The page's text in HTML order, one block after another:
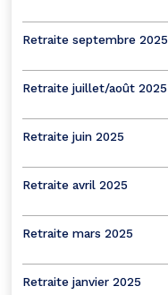
Retraite septembre 2025
Retraite juillet/août 2025
Retraite juin 2025
Retraite avril 2025
Retraite mars 2025
Retraite janvier 2025